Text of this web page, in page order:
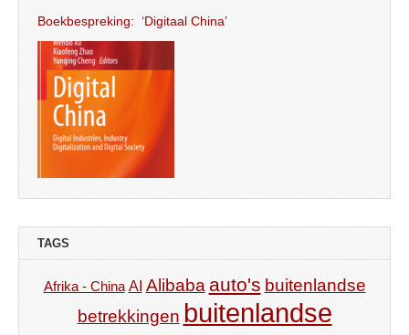
Boekbespreking: ‘Digitaal China’
TAGS
Afrika - China AI Alibaba auto's buitenlandse
betrekkingen buitenlandse